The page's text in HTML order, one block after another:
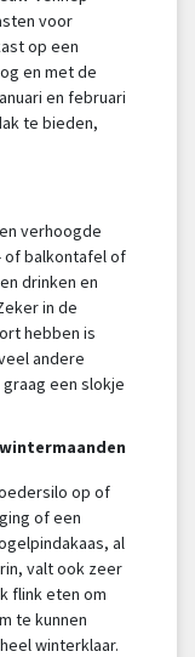
voor
op een
en met de
en februari
te bieden,
verhoogde
of balkontafel of
drinken en
in de
hebben is
andere
een slokje
op of
of een
al
valt ook zeer
flink eten om
te kunnen
winterklaar.